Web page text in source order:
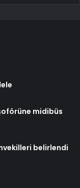
midibüs
belirlendi